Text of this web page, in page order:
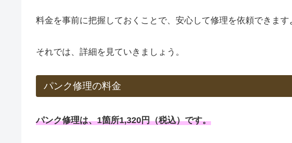
料金を事前に把握しておくことで、安心して修理を依頼できます
それでは、詳細を見ていきましょう。
パンク修理の料金
パンク修理は、1箇所1,320円（税込）です。